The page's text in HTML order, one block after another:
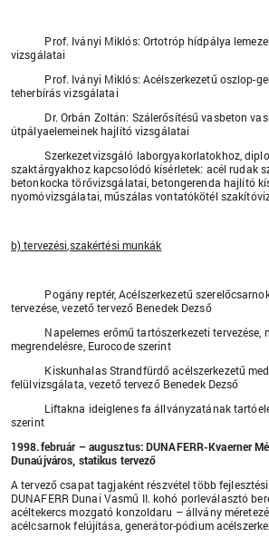
Prof. Iványi Miklós: Ortotróp hídpálya
vizsgálatai
Prof. Iványi Miklós: Acélszerkezetű oszlop-
teherbírás vizsgálatai
Dr. Orbán Zoltán: Szálerősítésű vasbeton
útpályaelemeinek hajlító vizsgálatai
Szerkezetvizsgáló laborgyakorlatokhoz,
szaktárgyakhoz kapcsolódó kísérletek: acél rudak
betonkocka törővizsgálatai, betongerenda hajlító
nyomóvizsgálatai, műszálas vontatókötél
b) tervezési,szakértési munkák
Pogány reptér, Acélszerkezetű
tervezése, vezető tervező Benedek Dezső
Napelemes erőmű tartószerkezeti tervezése,
megrendelésre, Eurocode szerint
Kiskunhalas Strandfürdő acélszerkezetű
felülvizsgálata, vezető tervező Benedek Dezső
Liftakna ideiglenes fa állványzatának
szerint
1998.február – augusztus: DUNAFERR-Kvaerner
Dunaújváros, statikus tervező
A tervező csapat tagjaként részvétel több
DUNAFERR Dunai Vasmű II. kohó porleválasztó
acéltekercs mozgató konzoldaru – állvány
acélcsarnok felújítása, generátor-pódium